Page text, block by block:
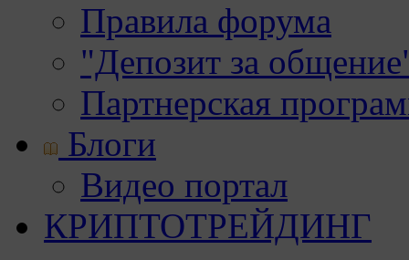
Правила форума
"Депозит за
Партнерская
Блоги
Видео портал
КРИПТОТРЕЙДИНГ